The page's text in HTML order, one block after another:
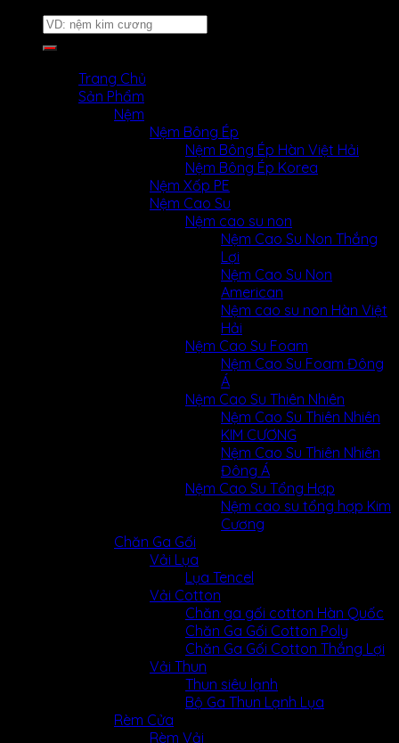
Tìm
kiếm:
Trang Chủ
Sản Phẩm
Nệm
Nệm Bông Ép
Nệm Bông Ép Hàn Việt Hải
Nệm Bông Ép Korea
Nệm Xốp PE
Nệm Cao Su
Nệm cao su non
Nệm Cao Su Non Thắng
Lợi
Nệm Cao Su Non
American
Nệm cao su non Hàn Việt
Hải
Nệm Cao Su Foam
Nệm Cao Su Foam Đông
Á
Nệm Cao Su Thiên Nhiên
Nệm Cao Su Thiên Nhiên
KIM CƯƠNG
Nệm Cao Su Thiên Nhiên
Đông Á
Nệm Cao Su Tổng Hợp
Nệm cao su tổng hợp Kim
Cương
Chăn Ga Gối
Vải Lụa
Lụa Tencel
Vải Cotton
Chăn ga gối cotton Hàn Quốc
Chăn Ga Gối Cotton Poly
Chăn Ga Gối Cotton Thắng Lợi
Vải Thun
Thun siêu lạnh
Bộ Ga Thun Lạnh Lụa
Rèm Cửa
Rèm Vải